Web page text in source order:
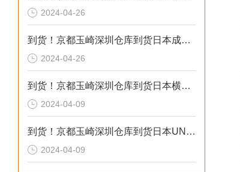
2024-04-26
到货！京都玉崎深圳仓库到货日本成茂锻针仪MF2
2024-04-26
到货！京都玉崎深圳仓库到货日本横河 电导率仪传感器 SC8SG-R31-T-305-P1-A
2024-04-09
到货！京都玉崎深圳仓库到货日本UNITTA音波式皮带张力计U-550替换U-508
2024-04-09